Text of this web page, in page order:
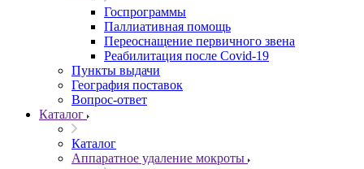
Госпрограммы
Паллиативная помощь
Переоснащение первичного звена
Реабилитация после Covid-19
Пункты выдачи
География поставок
Вопрос-ответ
Каталог
Каталог
Аппаратное удаление мокроты